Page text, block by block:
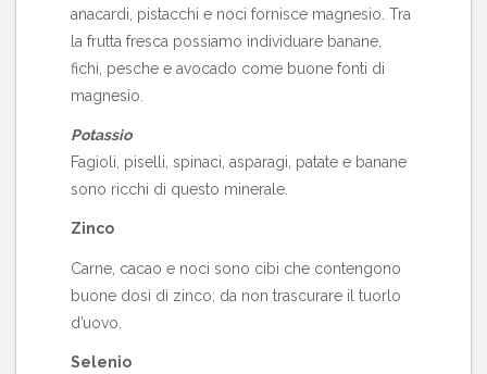
anacardi, pistacchi e noci fornisce magnesio. Tra
la frutta fresca possiamo individuare banane,
fichi, pesche e avocado come buone fonti di
magnesio.
Potassio
Fagioli, piselli, spinaci, asparagi, patate e banane
sono ricchi di questo minerale.
Zinco
Carne, cacao e noci sono cibi che contengono
buone dosi di zinco; da non trascurare il tuorlo
d’uovo.
Selenio